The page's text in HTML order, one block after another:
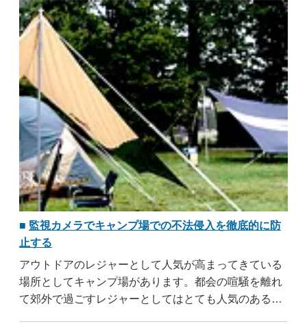
なりません。学習塾にとっては子供たちを無事に家に
送り届けるまでは気が抜けないものになります。子供
の安全を守ることは大人以上に難しいのが実情で .. ...す
べて読む
監視カメラでキャンプ場での不法侵入を徹底的に防
止する
アウトドアのレジャーとして人気が高まってきている
場所としてキャンプ場があります。都会の喧騒を離れ
て郊外で過ごすレジャーとしてはとても人気のあるも